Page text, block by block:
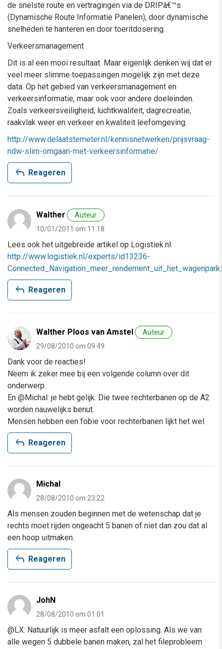
de snelste route en vertragingen via de DRIPâ€™s
(Dynamische Route Informatie Panelen), door dynamische
snelheden te hanteren en door toeritdosering.
Verkeersmanagement
Dit is al een mooi resultaat. Maar eigenlijk denken wij dat er
veel meer slimme toepassingen mogelijk zijn met deze
data. Op het gebied van verkeersmanagement en
verkeersinformatie, maar ook voor andere doeleinden.
Zoals verkeersveiligheid, luchtkwaliteit, dagrecreatie,
raakvlak weer en verkeer en kwaliteit leefomgeving.
http://www.delaatstemeter.nl/kennisnetwerken/prijsvraag-
ndw-slim-omgaan-met-verkeersinformatie/
reply Reageren
Walther
Auteur
10/01/2011 om 11:18
Lees ook het uitgebreide artikel op Logistiek.nl.
http://www.logistiek.nl/experts/id13236-
reply Reageren
Walther Ploos van Amstel
Auteur
29/08/2010 om 09:49
Dank voor de reacties!
Neem ik zeker mee bij een volgende column over dit
onderwerp.
En @Michal: je hebt gelijk. Die twee rechterbanen op de A2
worden nauwelijks benut.
Mensen hebben een fobie voor rechterbanen lijkt het wel.
reply Reageren
Michal
28/08/2010 om 23:22
Als mensen zouden beginnen met de wetenschap dat je
rechts moet rijden ongeacht 5 banen of niet dan zou dat al
een hoop uitmaken.
reply Reageren
JohN
28/08/2010 om 01:01
@LX: Natuurlijk is meer asfalt een oplossing. Als we van
alle wegen 5 dubbele banen maken, zal het fileprobleem